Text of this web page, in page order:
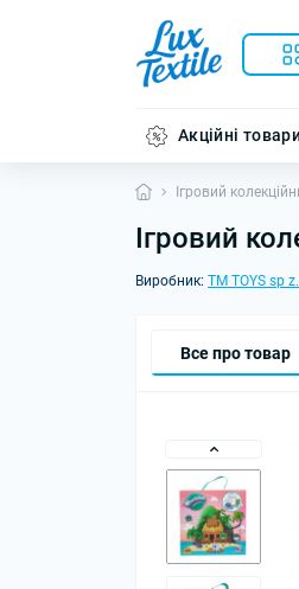
Акційні
Ігровий
Ігровий
Виробник: TM TOYS sp
Все про товар